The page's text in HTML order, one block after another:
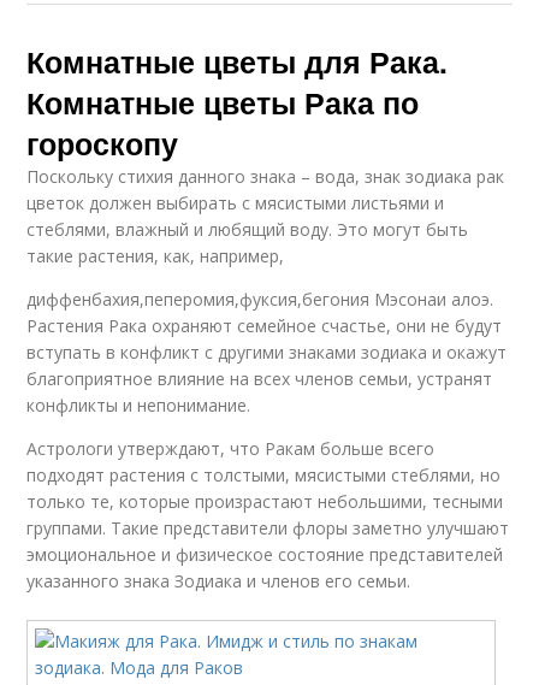
Комнатные цветы для Рака.
Комнатные цветы Рака по
гороскопу
Поскольку стихия данного знака – вода, знак зодиака рак
цветок должен выбирать с мясистыми листьями и
стеблями, влажный и любящий воду. Это могут быть
такие растения, как, например,
диффенбахия,пеперомия,фуксия,бегония Мэсонаи алоэ.
Растения Рака охраняют семейное счастье, они не будут
вступать в конфликт с другими знаками зодиака и окажут
благоприятное влияние на всех членов семьи, устранят
конфликты и непонимание.
Астрологи утверждают, что Ракам больше всего
подходят растения с толстыми, мясистыми стеблями, но
только те, которые произрастают небольшими, тесными
группами. Такие представители флоры заметно улучшают
эмоциональное и физическое состояние представителей
указанного знака Зодиака и членов его семьи.